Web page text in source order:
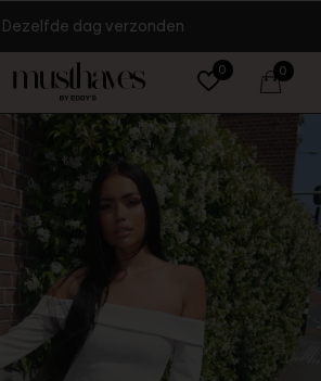
0 0
Dezelfde dag verzonden